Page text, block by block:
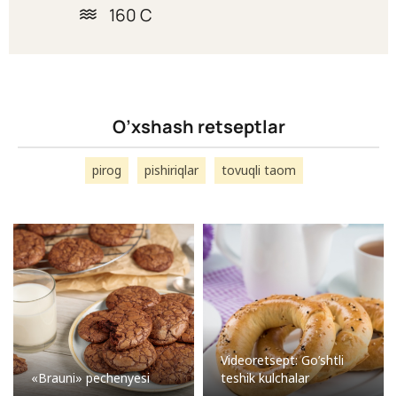
160 C
O’xshash retseptlar
pirog pishiriqlar tovuqli taom
«Brauni» pechenyesi
Videoretsept: Go’shtli
teshik kulchalar